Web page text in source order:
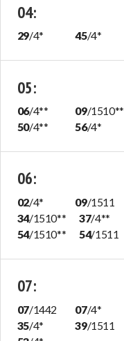
04:
29/4* 45/4*
05:
06/4** 09/1510**
50/4** 56/4*
06:
02/4* 09/1511
34/1510** 37/4**
54/1510** 54/1511
07:
07/1442 07/4*
35/4* 39/1511